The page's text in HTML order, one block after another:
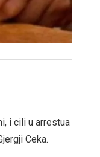
i cili u arrestua
Ceka.